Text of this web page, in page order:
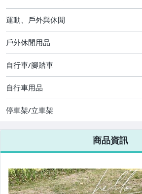
圖書/影音/文具
古董、藝術與礦石
手機、配件與通訊
美容保養與彩妝
電腦、平板與周邊
嬰幼兒與孕婦
汽機車精品百貨
運動、戶外與休閒
戶外休閒用品
自行車/腳踏車
自行車用品
停車架/立車架
商品資訊